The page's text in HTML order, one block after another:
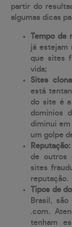
partir do
algumas dicas
Tempo de
já estejam
que sites
vida;
Sites
está
do site é a
domínios
diminui
um golpe
Reputação:
de outros
sites
reputação.
Tipos de
Brasil,
.com.
tenham